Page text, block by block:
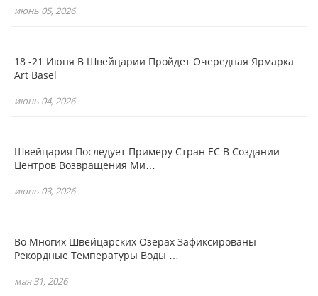
июнь 05, 2026
18 -21 Июня В Швейцарии Пройдет Очередная Ярмарка
Art Basel
июнь 04, 2026
Швейцария Последует Примеру Стран ЕС В Создании
Центров Возвращения Ми…
июнь 03, 2026
Во Многих Швейцарских Озерах Зафиксированы
Рекордные Температуры Воды …
мая 31, 2026